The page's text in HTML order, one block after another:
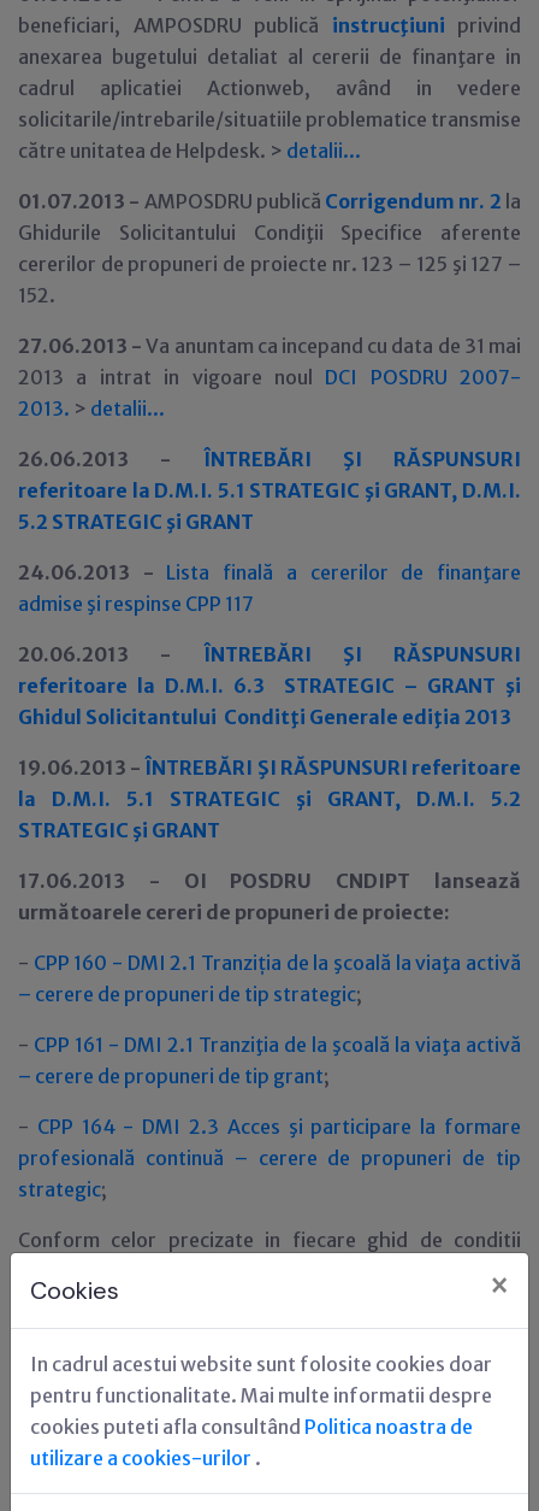
Cookies ×
In cadrul acestui website sunt folosite cookies doar
pentru functionalitate. Mai multe informatii despre
cookies puteti afla consultând Politica noastra de
utilizare a cookies-urilor .
beneficiari, AMPOSDRU publică instrucţiuni privind
anexarea bugetului detaliat al cererii de finanţare in
cadrul aplicatiei Actionweb, având in vedere
solicitarile/intrebarile/situatiile problematice transmise
către unitatea de Helpdesk. > detalii...
01.07.2013 - AMPOSDRU publică Corrigendum nr. 2 la
Ghidurile Solicitantului Condiţii Specifice aferente
cererilor de propuneri de proiecte nr. 123 – 125 şi 127 –
152.
27.06.2013 -Va anuntam ca incepand cu data de 31 mai
2013 a intrat in vigoare noul DCI POSDRU 2007-
2013. > detalii...
26.06.2013 - ÎNTREBĂRI ŞI RĂSPUNSURI
referitoare la D.M.I. 5.1 STRATEGIC şi GRANT, D.M.I.
5.2 STRATEGIC şi GRANT
24.06.2013 - Lista final ă a cererilor de finanţare
admise şi respinse CPP 117
20.06.2013 -
ÎNTREBĂRI ŞI RĂSPUNSURI
referitoare la D.M.I. 6.3 STRATEGIC – GRANT şi
Ghidul Solicitantului Conditţi Generale ediţia 2013
19.06.2013 - ÎNTREBĂRI ŞI RĂSPUNSURI referitoare
la D.M.I. 5.1 STRATEGIC şi GRANT, D.M.I. 5.2
STRATEGIC şi GRANT
17.06.2013 - OI POSDRU CNDIPT lansează
următoarele cereri de propuneri de proiecte:
- CPP 160 - DMI 2.1 Tranziţia de la şcoală la viaţa activă
– cerere de propuneri de tip strategic;
- CPP 161 - DMI 2.1 Tranziţia de la şcoală la viaţa activă
– cerere de propuneri de tip grant;
- CPP 164 - DMI 2.3 Acces şi participare la formare
profesională continuă – cerere de propuneri de tip
strategic;
Conform celor precizate in fiecare ghid de conditii
sistemul electronic ACTIONWEB se va
deschide in data de 1 iulie 2013 orele 10.00 si se va
inchide in data de 15 iulie 2013 orele 16.00.
Datele de contact ale biroului help-desk de la nivelul
Organismului Intermediar POSDRU CNDIPT sunt
disponibile
17.06.2013 - OI POSDRU MEN lansează următoarele